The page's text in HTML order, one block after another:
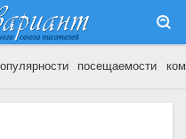
посещаемости